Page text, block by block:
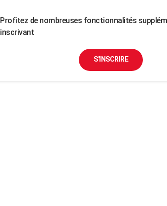
Profitez de nombreuses fonctionnalités
inscrivant
S'INSCRIRE